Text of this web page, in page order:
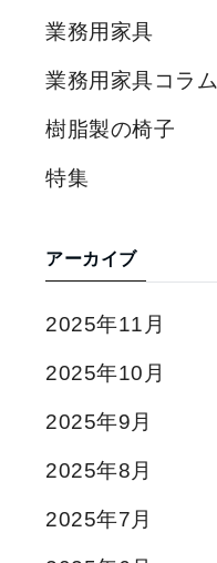
業務用家具
業務用家具コラム
樹脂製の椅子
特集
アーカイブ
2025年11月
2025年10月
2025年9月
2025年8月
2025年7月